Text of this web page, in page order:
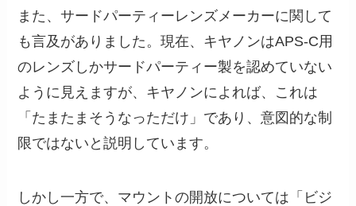
また、サードパーティーレンズメーカーに関して
も言及がありました。現在、キヤノンはAPS-C用
のレンズしかサードパーティー製を認めていない
ように見えますが、キヤノンによれば、これは
「たまたまそうなっただけ」であり、意図的な制
限ではないと説明しています。
しかし一方で、マウントの開放については「ビジ